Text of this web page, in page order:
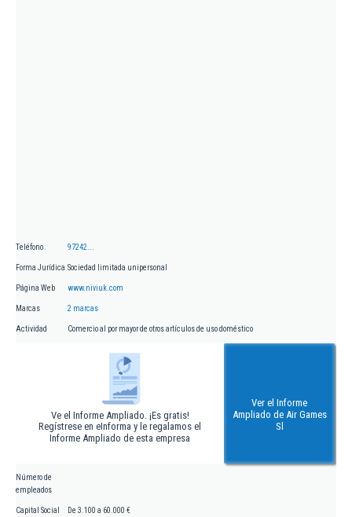
Teléfono 97242...
Forma Jurídica Sociedad limitada unipersonal
Página Web www.niviuk.com
Marcas 2 marcas
Actividad Comercio al por mayor de otros artículos de uso doméstico
Ve el Informe Ampliado. ¡Es gratis!
Regístrese en eInforma y le regalamos el
Informe Ampliado de esta empresa
Ver el Informe
Ampliado de Air Games
Sl
Número de
empleados
Capital Social De 3.100 a 60.000 €